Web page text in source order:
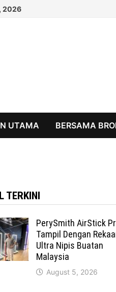
2026
UTAMA BERSAMA
TERKINI
PerySmith AirStick
Tampil Dengan
Ultra Nipis Buatan
Malaysia
August 5, 2026